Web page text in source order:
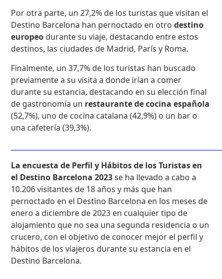
Por otra parte, un 27,2% de los turistas que visitan el
Destino Barcelona han pernoctado en otrodestino
europeo durante su viaje, destacando entre estos
destinos, las ciudades de Madrid, París y Roma.
Finalmente, un 37,7% de los turistas han buscado
previamente a su visita a donde irían a comer
durante su estancia, destacando en su elección final
de gastronomía un restaurante de cocina española
(52,7%), uno de cocina catalana (42,9%) o un bar o
una cafetería (39,3%).
La encuesta de Perfil y Hábitos de los Turistas en
el Destino Barcelona 2023se ha llevado a cabo a
10.206 visitantes de 18 años y más que han
pernoctado en el Destino Barcelona en los meses de
enero a diciembre de 2023 en cualquier tipo de
alojamiento que no sea una segunda residencia o un
crucero, con el objetivo de conocer mejor el perfil y
hábitos de los viajeros durante su estancia en el
Destino Barcelona.